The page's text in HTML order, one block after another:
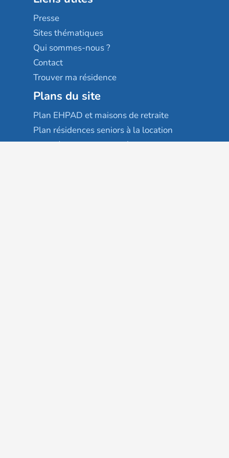
Sérénys
Résidences services Villa Médicis
Presse
Sites thématiques
Qui sommes-nous ?
Contact
Trouver ma résidence
Plans du site
Plan EHPAD et maisons de retraite
Plan résidences seniors à la location
Plan résidences seniors à l'achat